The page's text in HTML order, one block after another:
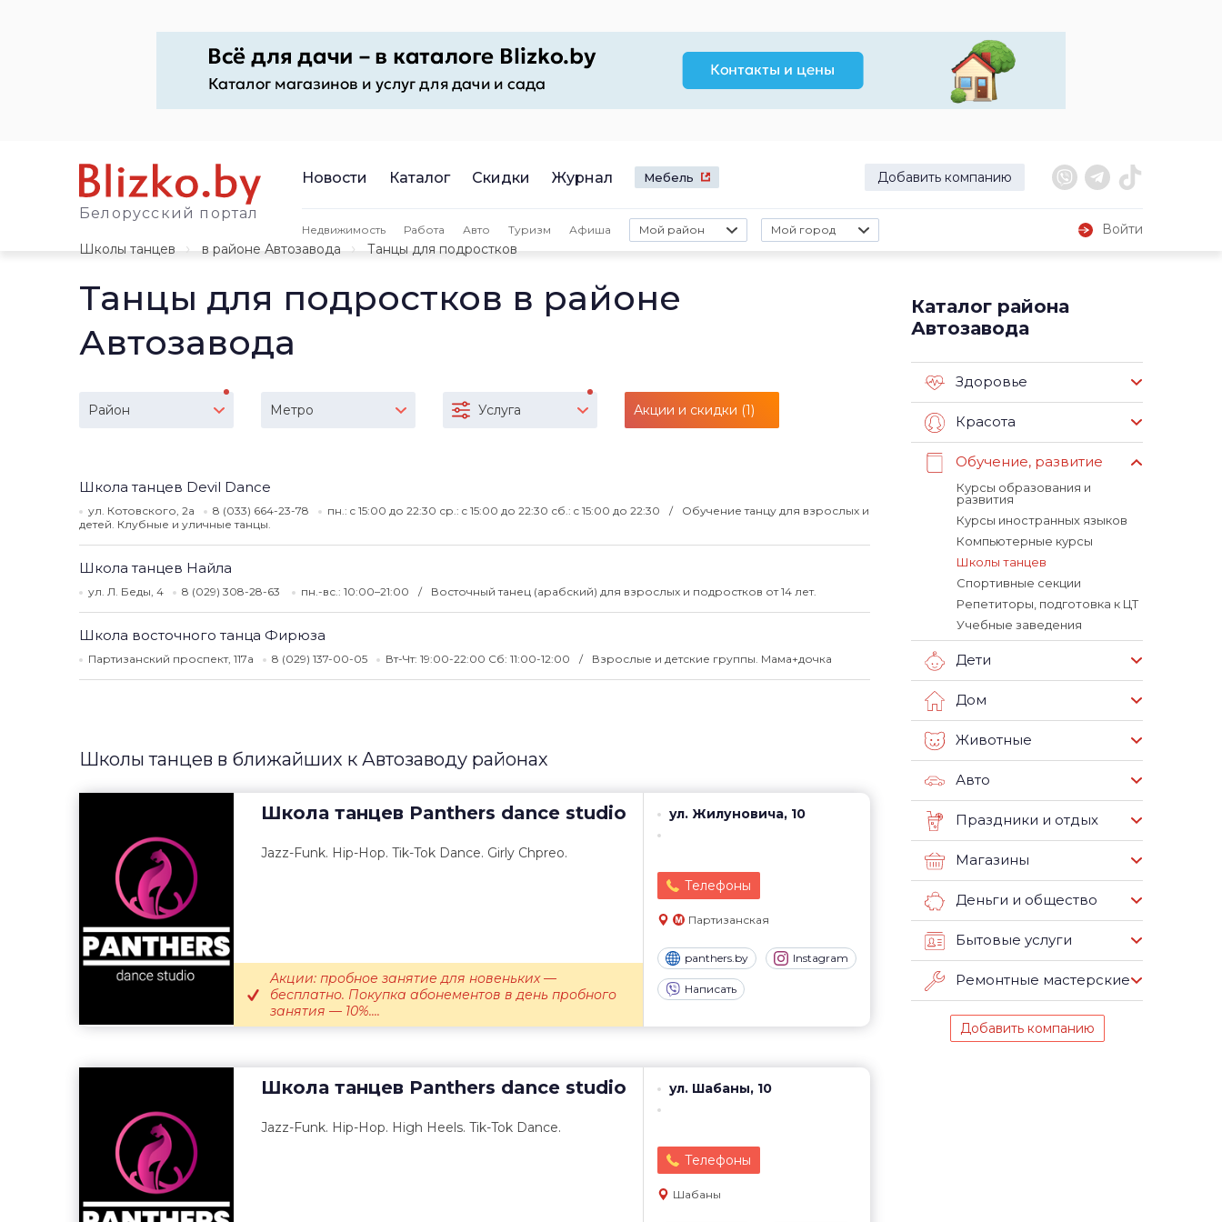
Белорусский портал
Новости Каталог Скидки Журнал Мебель Добавить компанию
Недвижимость Работа Авто Туризм Афиша Мой район Мой город
Войти
Школы танцев
в районе Автозавода Танцы для подростков
Танцы для подростков в районе
Автозавода
Район Метро Услуга Акции и скидки (1)
Школа танцев Devil Dance
ул. Котовского, 2а 8 (033) 664-23-78 пн.: c 15:00 до 22:30 ср.: c 15:00 до 22:30 сб.: c 15:00 до 22:30
Обучение танцу для взрослых и
детей. Клубные и уличные танцы.
Школа танцев Найла
ул. Л. Беды, 4 8 (029) 308-28-63 пн.-вс.: 10:00–21:00 Восточный танец (арабский) для взрослых и подростков от 14 лет.
Школа восточного танца Фирюза
Партизанский проспект, 117а 8 (029) 137-00-05 Вт-Чт: 19:00-22:00 Сб: 11:00-12:00 Взрослые и детские группы. Мама+дочка
Школы танцев в ближайших к Автозаводу районах
Школа танцев Panthers dance studio ул. Жилуновича, 10
Телефоны
Партизанская
panthers.by Instagram
Написать
Jazz-Funk. Hip-Hop. Tik-Tok Dance. Girly Chpreo.
Акции: пробное занятие для новеньких —
бесплатно. Покупка абонементов в день пробного
занятия — 10%....
Школа танцев Panthers dance studio ул. Шабаны, 10
Телефоны
Шабаны
Jazz-Funk. Hip-Hop. High Heels. Tik-Tok Dance.
Каталог района
Автозавода
Здоровье
Красота
Обучение, развитие
Курсы образования и
развития
Курсы иностранных языков
Компьютерные курсы
Школы танцев
Спортивные секции
Репетиторы, подготовка к ЦТ
Учебные заведения
Дети
Дом
Животные
Авто
Праздники и отдых
Магазины
Деньги и общество
Бытовые услуги
Ремонтные мастерские
Добавить компанию